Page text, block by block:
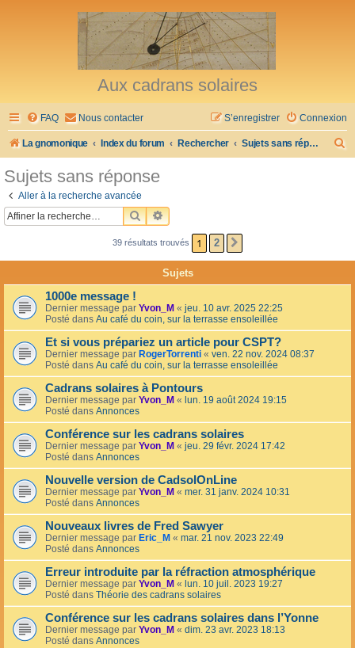
Aux cadrans solaires
FAQ Nous contacter Connexion
S’enregistrer
La gnomonique Index du forum Rechercher Sujets sans réponse
h
r
Sujets sans réponse
Aller à la recherche avancée
RECHERCHER
RECHERCHE AVANCÉE
39 résultats trouvés 1 2
Sujets
1000e message !
Dernier message par Yvon_M « jeu. 10 avr. 2025 22:25
Posté dans Au café du coin, sur la terrasse ensoleillée
Et si vous prépariez un article pour CSPT?
Dernier message par RogerTorrenti « ven. 22 nov. 2024 08:37
Posté dans Au café du coin, sur la terrasse ensoleillée
Cadrans solaires à Pontours
Dernier message par Yvon_M « lun. 19 août 2024 19:15
Posté dans Annonces
Conférence sur les cadrans solaires
Dernier message par Yvon_M « jeu. 29 févr. 2024 17:42
Posté dans Annonces
Nouvelle version de CadsolOnLine
Dernier message par Yvon_M « mer. 31 janv. 2024 10:31
Posté dans Annonces
Nouveaux livres de Fred Sawyer
Dernier message par Eric_M « mar. 21 nov. 2023 22:49
Posté dans Annonces
Erreur introduite par la réfraction atmosphérique
Dernier message par Yvon_M « lun. 10 juil. 2023 19:27
Posté dans Théorie des cadrans solaires
Conférence sur les cadrans solaires dans l’Yonne
Dernier message par Yvon_M « dim. 23 avr. 2023 18:13
Posté dans Annonces